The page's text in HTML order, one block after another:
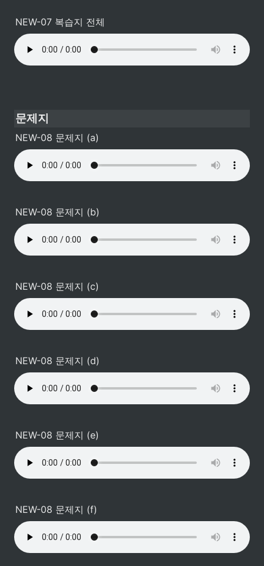
NEW-07 복습지 전체
문제지
NEW-08 문제지 (a)
NEW-08 문제지 (b)
NEW-08 문제지 (c)
NEW-08 문제지 (d)
NEW-08 문제지 (e)
NEW-08 문제지 (f)